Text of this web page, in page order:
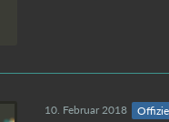
10. Februar 2018